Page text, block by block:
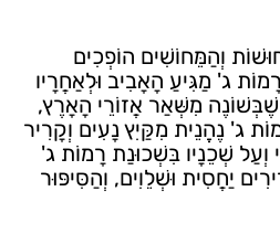
וְהַמֵּחוֹשִׁים הוֹפְכִים
ג' מַגִּיעַ הָאָבִיב וּלְאַחֲרָיו
מִשְּׁאַר אֲזוֹרֵי הָאָרֶץ,
ג' נֶהֱנֵית מִקַּיִץ נָעִים וְקָרִיר
שְׁכֵנָיו בִּשְׁכוּנַת רָמוֹת ג'
יַחֲסִית וּשְׁלֵוִים, וְהַסִּיפּוּר